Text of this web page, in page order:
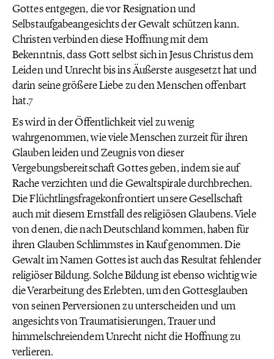
Gottes entgegen, die vor Resignation und
Selbstaufgabeangesichts der Gewalt schützen kann.
Christen verbinden diese Hoffnung mit dem
Bekenntnis, dass Gott selbst sich in Jesus Christus dem
Leiden und Unrecht bis ins Äußerste ausgesetzt hat und
darin seine größere Liebe zu den Menschen offenbart
hat.7
Es wird in der Öffentlichkeit viel zu wenig
wahrgenommen, wie viele Menschen zurzeit für ihren
Glauben leiden und Zeugnis von dieser
Vergebungsbereitschaft Gottes geben, indem sie auf
Rache verzichten und die Gewaltspirale durchbrechen.
Die Flüchtlingsfragekonfrontiert unsere Gesellschaft
auch mit diesem Ernstfall des religiösen Glaubens. Viele
von denen, die nach Deutschland kommen, haben für
ihren Glauben Schlimmstes in Kauf genommen. Die
Gewalt im Namen Gottes ist auch das Resultat fehlender
religiöser Bildung. Solche Bildung ist ebenso wichtig wie
die Verarbeitung des Erlebten, um den Gottesglauben
von seinen Perversionen zu unterscheiden und um
angesichts von Traumatisierungen, Trauer und
himmelschreiendem Unrecht nicht die Hoffnung zu
verlieren.